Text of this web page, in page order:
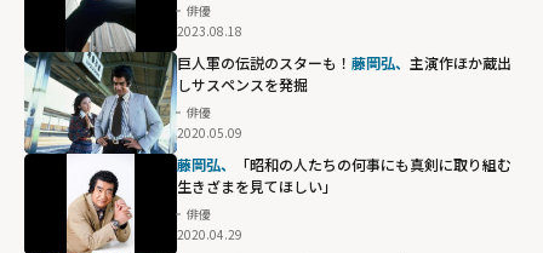
俳優
2023.08.18
巨人軍の伝説のスターも！ 藤岡弘、 主演作ほか蔵出
しサスペンスを発掘
俳優
2020.05.09
藤岡弘、
「昭和の人たちの何事にも真剣に取り組む
生きざまを見てほしい」
俳優
2020.04.29